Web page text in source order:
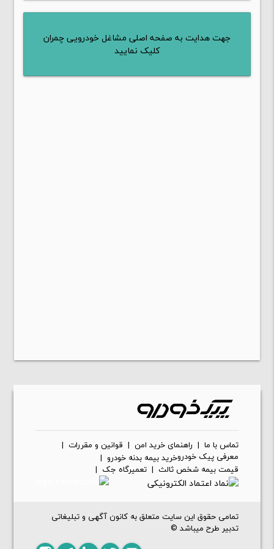
جهت هدایت به صفحه اصلی مشاغل خودرویی چمران
کلیک نمایید
تماس با ما| راهنمای خرید امن| قوانین و مقررات|
معرفی پیک خودروخرید بیمه بدنه خودرو|
قیمت بیمه شخص ثالث| تعمیرگاه جک |
تمامی حقوق این سایت متعلق به کانون آگهی و تبلیغاتی
تدبیر طرح میباشد ©